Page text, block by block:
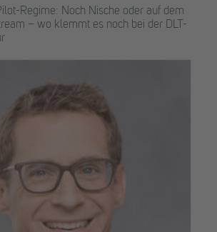
Regime: Noch Nische oder auf dem
– wo klemmt es noch bei der DLT-